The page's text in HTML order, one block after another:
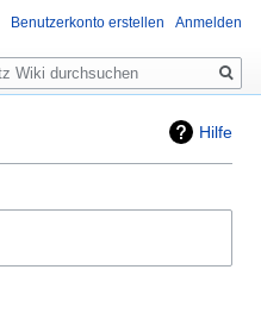
Hilfe
Benutzerkonto erstellen Anmelden